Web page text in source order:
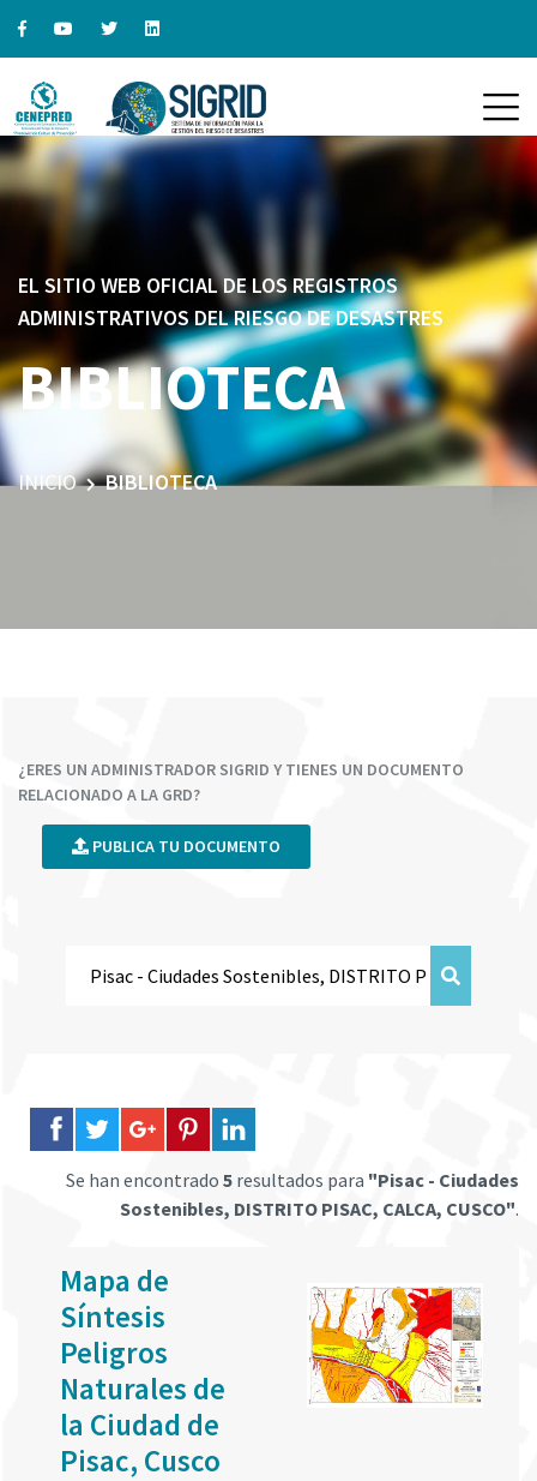
EL SITIO WEB OFICIAL DE LOS REGISTROS
ADMINISTRATIVOS DEL RIESGO DE DESASTRES
BIBLIOTECA
INICIO BIBLIOTECA
¿ERES UN ADMINISTRADOR SIGRID Y TIENES UN DOCUMENTO
RELACIONADO A LA GRD?
PUBLICA TU DOCUMENTO
Se han encontrado 5 resultados para "Pisac - Ciudades
Sostenibles, DISTRITO PISAC, CALCA, CUSCO".
Mapa de
Síntesis
Peligros
Naturales de
la Ciudad de
Pisac, Cusco